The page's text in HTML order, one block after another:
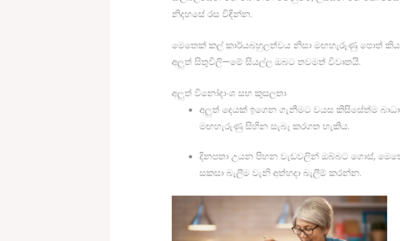
නිදහසේ රස විඳින්න.
මෙතෙක් කල් කාර්යබහුලත්වය නිසා මඟහැරුණු පොත්
අලුත් සිතුවිලි—මේ සියල්ල ඔබට තවමත් විවෘතයි.
අලුත් විනෝදාංශ සහ කුසලතා
අලුත් දෙයක් ඉගෙන ගැනීමට වයස කිසිසේත්ම
මඟහැරුණු සිහින සැබෑ කරගත හැකිය.
දිනපතා උයන පිහන වැඩවලින් ඔබ්බට ගොස්,
සකසා බැලීම වැනි අත්හදා බැලීම් කරන්න.